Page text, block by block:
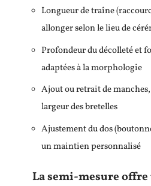
Longueur de traîne
allonger selon le lieu de
Profondeur du décolleté et
adaptées à la morphologie
Ajout ou retrait de
largeur des bretelles
Ajustement du dos
un maintien personnalisé
La semi-mesure